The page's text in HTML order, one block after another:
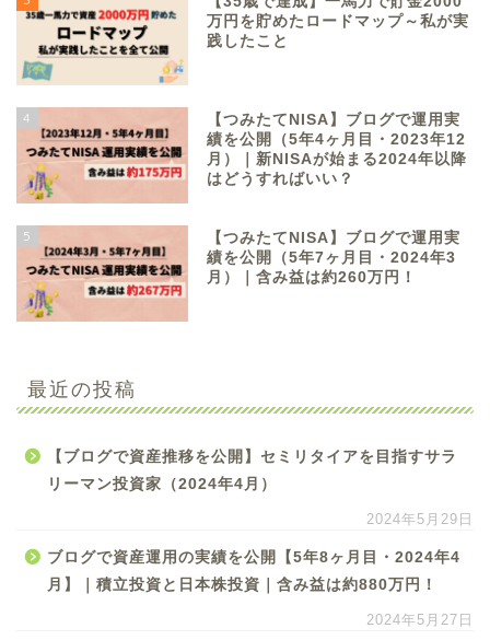
万円を貯めたロードマップ～私が実
践したこと
4
【つみたてNISA】ブログで運用実
績を公開（5年4ヶ月目・2023年12
月）｜新NISAが始まる2024年以降
はどうすればいい？
5
【つみたてNISA】ブログで運用実
績を公開（5年7ヶ月目・2024年3
月）｜含み益は約260万円！
最近の投稿
【ブログで資産推移を公開】セミリタイアを目指すサラ
リーマン投資家（2024年4月）
2024年5月29日
ブログで資産運用の実績を公開【5年8ヶ月目・2024年4
月】｜積立投資と日本株投資｜含み益は約880万円！
2024年5月27日